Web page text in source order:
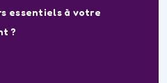
essentiels à votre
?